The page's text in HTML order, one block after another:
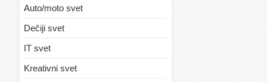
Auto/moto svet
Dečiji svet
IT svet
Kreativni svet